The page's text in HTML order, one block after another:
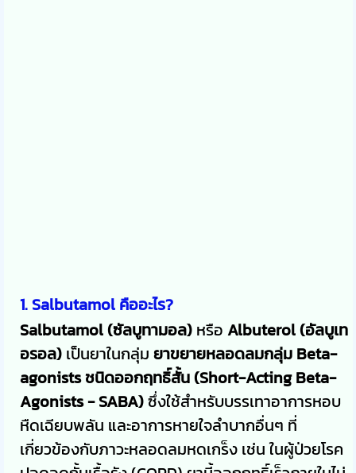
1. Salbutamol คืออะไร?
Salbutamol (ซัลบูทามอล) หรือ Albuterol (อัลบูเท
อรอล) เป็นยาในกลุ่ม ยาขยายหลอดลมกลุ่ม Beta-
agonists ชนิดออกฤทธิ์สั้น (Short-Acting Beta-
Agonists - SABA)ซึ่งใช้สำหรับบรรเทาอาการหอบ
หืดเฉียบพลัน และอาการหายใจลำบากอื่นๆ ที่
เกี่ยวข้องกับภาวะหลอดลมหดเกร็ง เช่น ในผู้ป่วยโรค